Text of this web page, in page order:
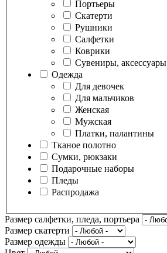
Портьеры
Скатерти
Рушники
Салфетки
Коврики
Сувениры, аксессуары
Одежда
Для девочек
Для мальчиков
Женская
Мужская
Платки, палантины
Тканое полотно
Сумки, рюкзаки
Подарочные наборы
Пледы
Распродажа
Размер салфетки, пледа, портьера
Размер скатерти
Размер одежды